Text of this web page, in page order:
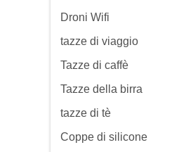
Droni Wifi
tazze di viaggio
Tazze di caffè
Tazze della birra
tazze di tè
Coppe di silicone